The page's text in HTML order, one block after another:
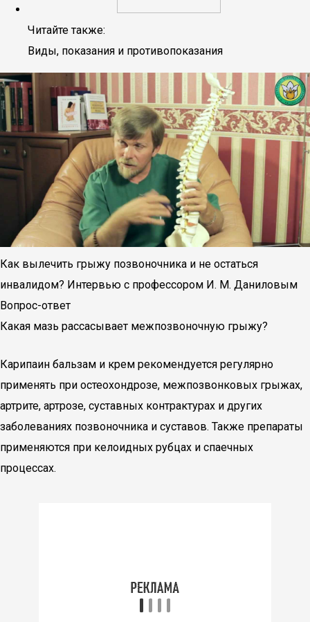
Читайте также:
Виды, показания и противопоказания
Как вылечить грыжу позвоночника и не остаться
инвалидом? Интервью с профессором И. М. Даниловым
Вопрос-ответ
Какая мазь рассасывает межпозвоночную грыжу?
Карипаин бальзам и крем рекомендуется регулярно
применять при остеохондрозе, межпозвонковых грыжах,
артрите, артрозе, суставных контрактурах и других
заболеваниях позвоночника и суставов. Также препараты
применяются при келоидных рубцах и спаечных
процессах.